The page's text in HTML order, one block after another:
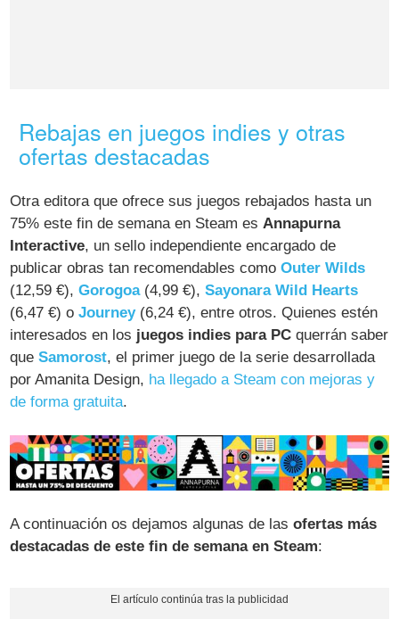
Rebajas en juegos indies y otras
ofertas destacadas
Otra editora que ofrece sus juegos rebajados hasta un
75% este fin de semana en Steam es Annapurna
Interactive, un sello independiente encargado de
publicar obras tan recomendables comoOuter Wilds
(12,59 €),Gorogoa(4,99 €),Sayonara Wild Hearts
(6,47 €) oJourney(6,24 €), entre otros. Quienes estén
interesados en los juegos indies para PC querrán saber
queSamorost, el primer juego de la serie desarrollada
por Amanita Design, ha llegado a Steam con mejoras y
de forma gratuita.
A continuación os dejamos algunas de lasofertas más
destacadas de este fin de semana en Steam: